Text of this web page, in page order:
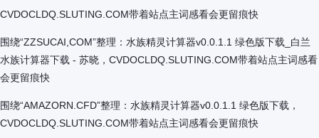
CVDOCLDQ.SLUTING.COM带着站点主词感看会更留痕快
围绕“ZZSUCAI,COM”整理：水族精灵计算器v0.0.1.1 绿色版下载_白兰
水族计算器下载 - 苏晓，CVDOCLDQ.SLUTING.COM带着站点主词感看
会更留痕快
围绕“AMAZORN.CFD”整理：水族精灵计算器v0.0.1.1 绿色版下载，
CVDOCLDQ.SLUTING.COM带着站点主词感看会更留痕快